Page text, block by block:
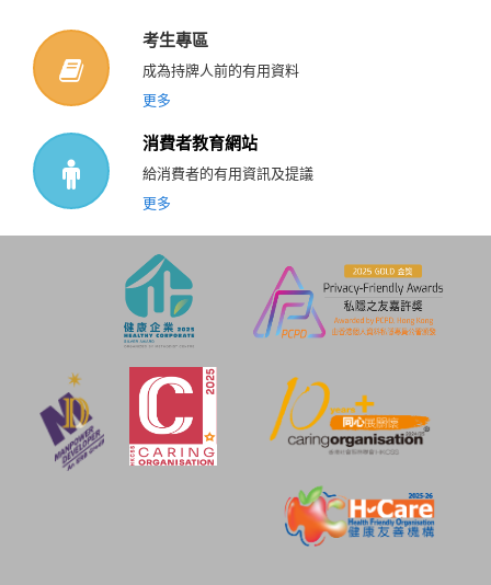
考生專區
成為持牌人前的有用資料
更多
消費者教育網站
給消費者的有用資訊及提議
更多